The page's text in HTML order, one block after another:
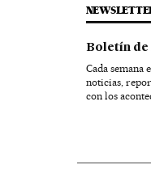
Boletín de
Cada semana
noticias,
con los